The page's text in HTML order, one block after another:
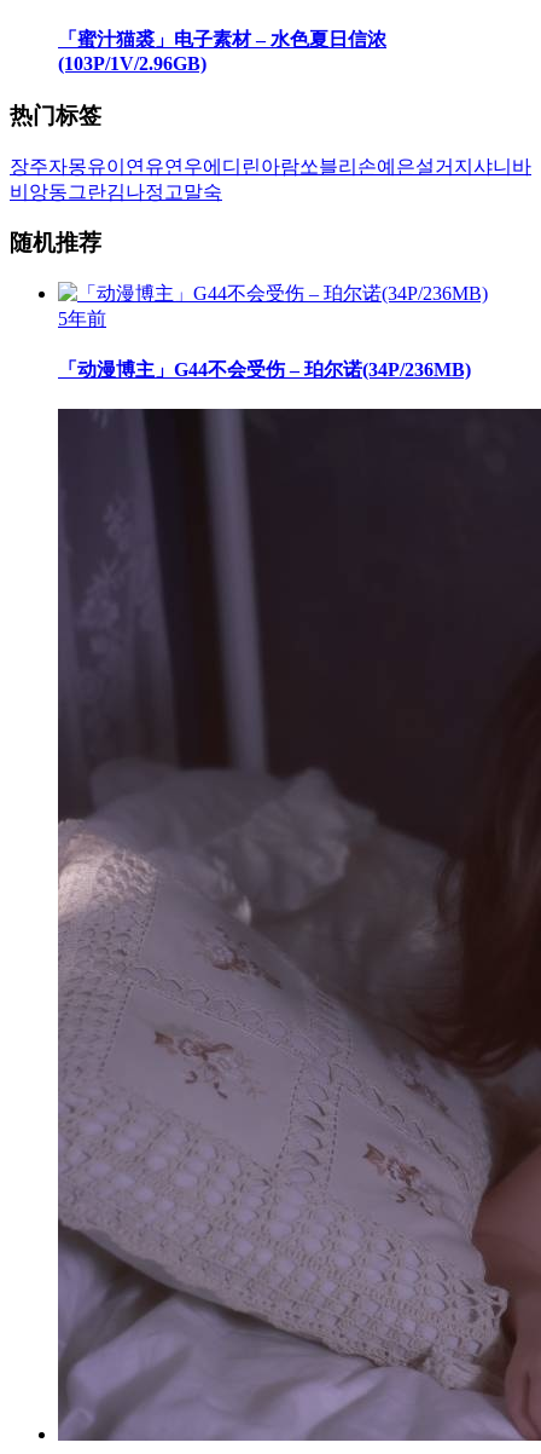
「蜜汁猫裘」电子素材 – 水色夏日信浓
(103P/1V/2.96GB)
热门标签
장주자몽유이 연유연우에디린아람쏘블리 손예은설거지 샤니 바
비앙동그란김나정 고말숙
随机推荐
5年前
「动漫博主」G44不会受伤 – 珀尔诺(34P/236MB)